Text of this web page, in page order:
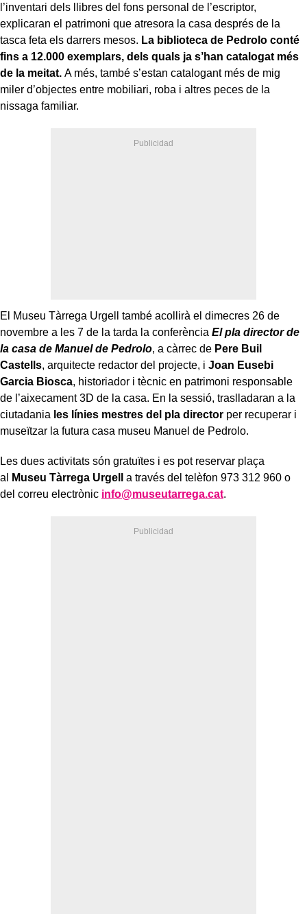
l’inventari dels llibres del fons personal de l’escriptor,
explicaran el patrimoni que atresora la casa després de la
tasca feta els darrers mesos. La biblioteca de Pedrolo conté
fins a 12.000 exemplars, dels quals ja s’han catalogat més
de la meitat. A més, també s’estan catalogant més de mig
miler d’objectes entre mobiliari, roba i altres peces de la
nissaga familiar.
El Museu Tàrrega Urgell també acollirà el dimecres 26 de
novembre a les 7 de la tarda la conferència El pla director de
la casa de Manuel de Pedrolo, a càrrec de Pere Buil
Castells, arquitecte redactor del projecte, i Joan Eusebi
Garcia Biosca, historiador i tècnic en patrimoni responsable
de l’aixecament 3D de la casa. En la sessió, traslladaran a la
ciutadania les línies mestres del pla director per recuperar i
museïtzar la futura casa museu Manuel de Pedrolo.
Les dues activitats són gratuïtes i es pot reservar plaça
al
Museu Tàrrega Urgell
a través del telèfon 973 312 960 o
del correu electrònic info@museutarrega.cat.